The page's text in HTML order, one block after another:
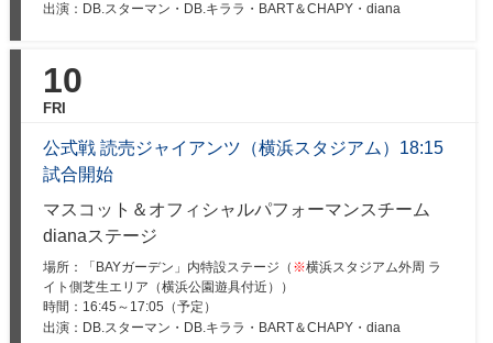
出演：DB.スターマン・DB.キララ・BART＆CHAPY・diana
10
FRI
公式戦 読売ジャイアンツ（横浜スタジアム）18:15
試合開始
マスコット＆オフィシャルパフォーマンスチーム
dianaステージ
場所：「BAYガーデン」内特設ステージ（ ※横浜スタジアム外周 ラ
イト側芝生エリア（横浜公園遊具付近））
時間： 16:45～17:05（予定）
出演：DB.スターマン・DB.キララ・BART＆CHAPY・diana